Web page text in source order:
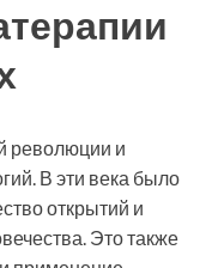
революции и
В эти века было
открытий и
Это также